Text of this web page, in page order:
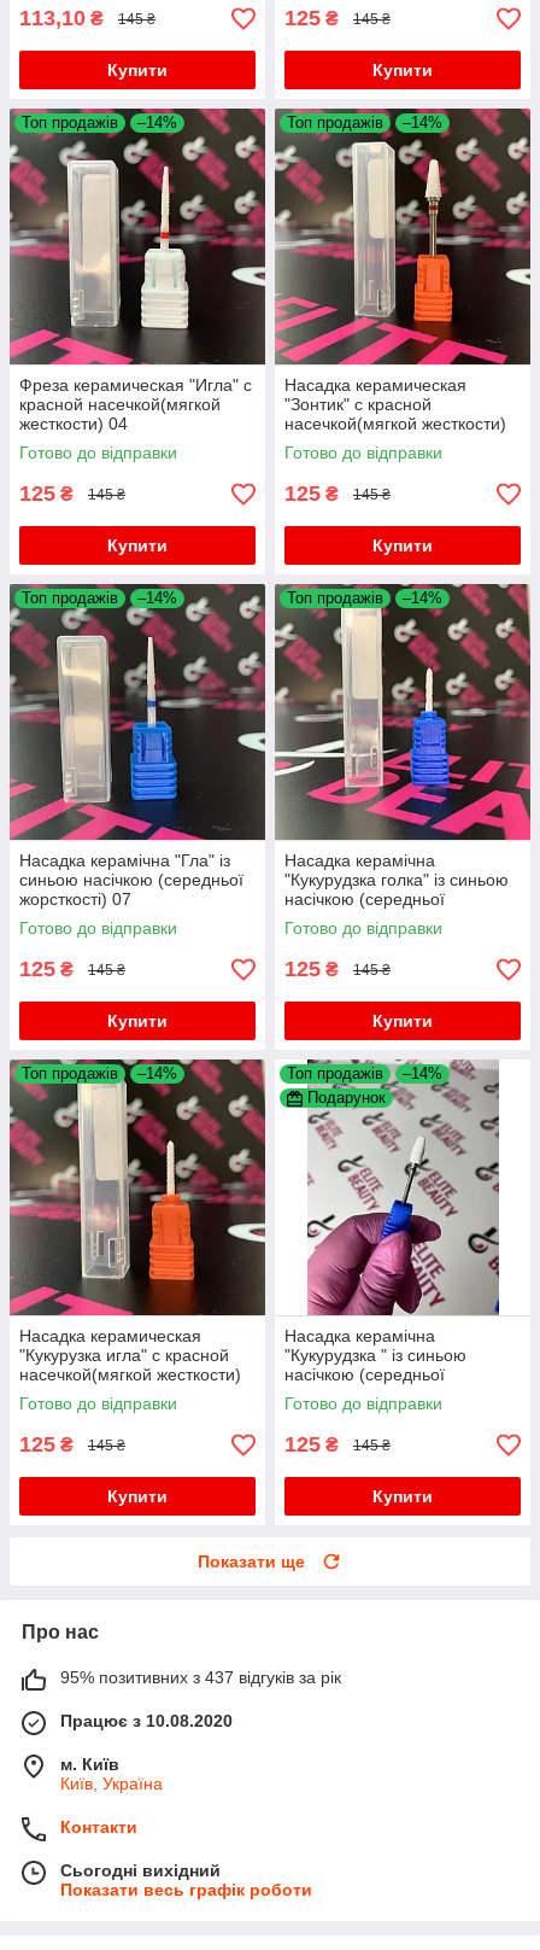
113,10 ₴ 145 ₴
Купити
125 ₴ 145 ₴
Купити
Топ продажів –14%
Фреза керамическая "Игла" с
красной насечкой(мягкой
жесткости) 04
Готово до відправки
125 ₴ 145 ₴
Купити
Топ продажів –14%
Насадка керамическая
"Зонтик" с красной
насечкой(мягкой жесткости)
06
Готово до відправки
125 ₴ 145 ₴
Купити
Топ продажів –14%
Насадка керамічна "Гла" із
синьою насічкою (середньої
жорсткості) 07
Готово до відправки
125 ₴ 145 ₴
Купити
Топ продажів –14%
Насадка керамічна
"Кукурудзка голка" із синьою
насічкою (середньої
жорсткості) 08
Готово до відправки
125 ₴ 145 ₴
Купити
Топ продажів –14%
Насадка керамическая
"Кукурузка игла" с красной
насечкой(мягкой жесткости)
09
Готово до відправки
125 ₴ 145 ₴
Купити
Топ продажів
–14%
Подарунок
Насадка керамічна
"Кукурудзка " із синьою
насічкою (середньої
жорсткості) 50
Готово до відправки
125 ₴ 145 ₴
Купити
Показати ще
Про нас
95% позитивних з 437 відгуків за рік
Працює з 10.08.2020
м. Київ
Київ, Україна
Контакти
Сьогодні вихідний
Показати весь графік роботи